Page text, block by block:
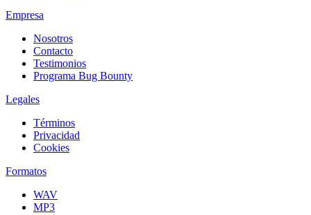
Empresa
Nosotros
Contacto
Testimonios
Programa Bug Bounty
Legales
Términos
Privacidad
Cookies
Formatos
WAV
MP3